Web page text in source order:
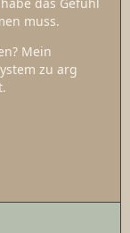
muss.
Mein
zu arg